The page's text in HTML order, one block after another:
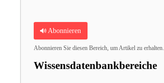
Abonnieren
Abonnieren Sie diesen Bereich, um Artikel zu erhalten.
Wissensdatenbankbereiche